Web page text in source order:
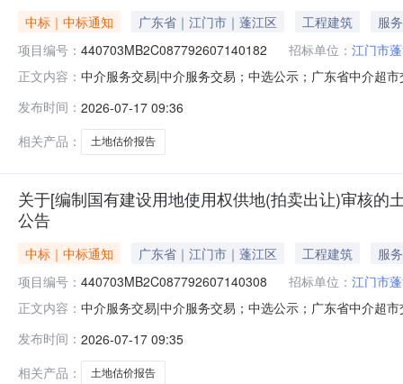
中标｜中标通知 广东省｜江门市｜蓬江区 工程建筑
服务
项目编号： 440703MB2C087792607140182 招标单位： 江门市
正文内容： 中介服务交易|中介服务交易；中选公示；广东省中介超
目编码：服务金额：暂不做评估与测算金额说明：本宗
（计算
发布时间： 2026-07-17 09:36
相关产品：
土地估价报告
关于[编制国有建设用地使用权供地(拍卖出让)审核
公告
中标｜中标通知 广东省｜江门市｜蓬江区 工程建筑
服务
项目编号： 440703MB2C087792607140308 招标单位： 江门市
正文内容： 中介服务交易|中介服务交易；中选公示；广东省中介超
目编码：服务金额：暂不做评估与测算金额说明：本宗
（计算
发布时间： 2026-07-17 09:35
相关产品：
土地估价报告